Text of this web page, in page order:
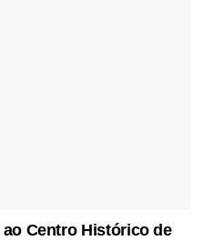
Centro Histórico de